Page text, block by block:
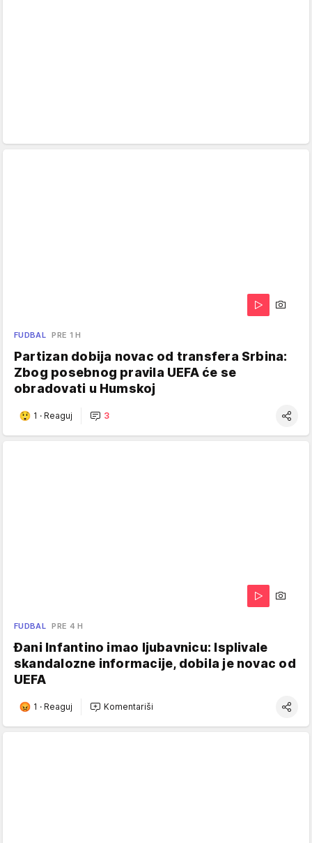
FUDBAL PRE 1 H
Partizan dobija novac od transfera Srbina:
Zbog posebnog pravila UEFA će se
obradovati u Humskoj
1 · Reaguj 3
FUDBAL PRE 4 H
Đani Infantino imao ljubavnicu: Isplivale
skandalozne informacije, dobila je novac od
UEFA
1 · Reaguj Komentariši